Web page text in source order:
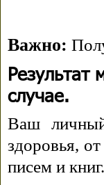
Важно:
Результат
случае.
Ваш личный
здоровья,
писем и книг.